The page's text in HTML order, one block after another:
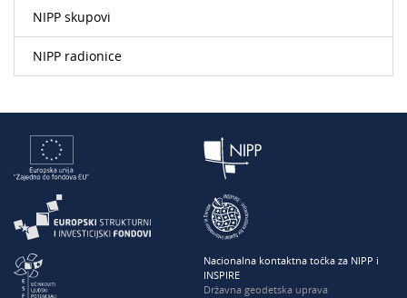
NIPP skupovi
NIPP radionice
Nacionalna kontaktna točka za NIPP i
INSPIRE
Državna geodetska uprava